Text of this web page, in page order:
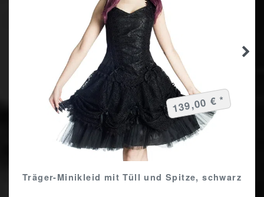
Träger-Minikleid mit Tüll und Spitze, schwarz
139,00 € *